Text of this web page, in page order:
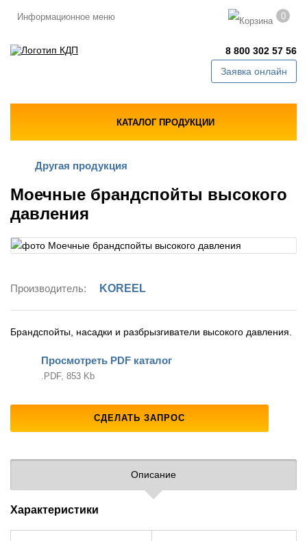
Информационное меню 0
8 800 302 57 56
Заявка онлайн
КАТАЛОГ ПРОДУКЦИИ
Другая продукция
Моечные брандспойты высокого
давления
Производитель: KOREEL
Брандспойты, насадки и разбрызгиватели высокого давления.
Просмотреть PDF каталог
.PDF, 853 Kb
СДЕЛАТЬ ЗАПРОС
Описание
Характеристики